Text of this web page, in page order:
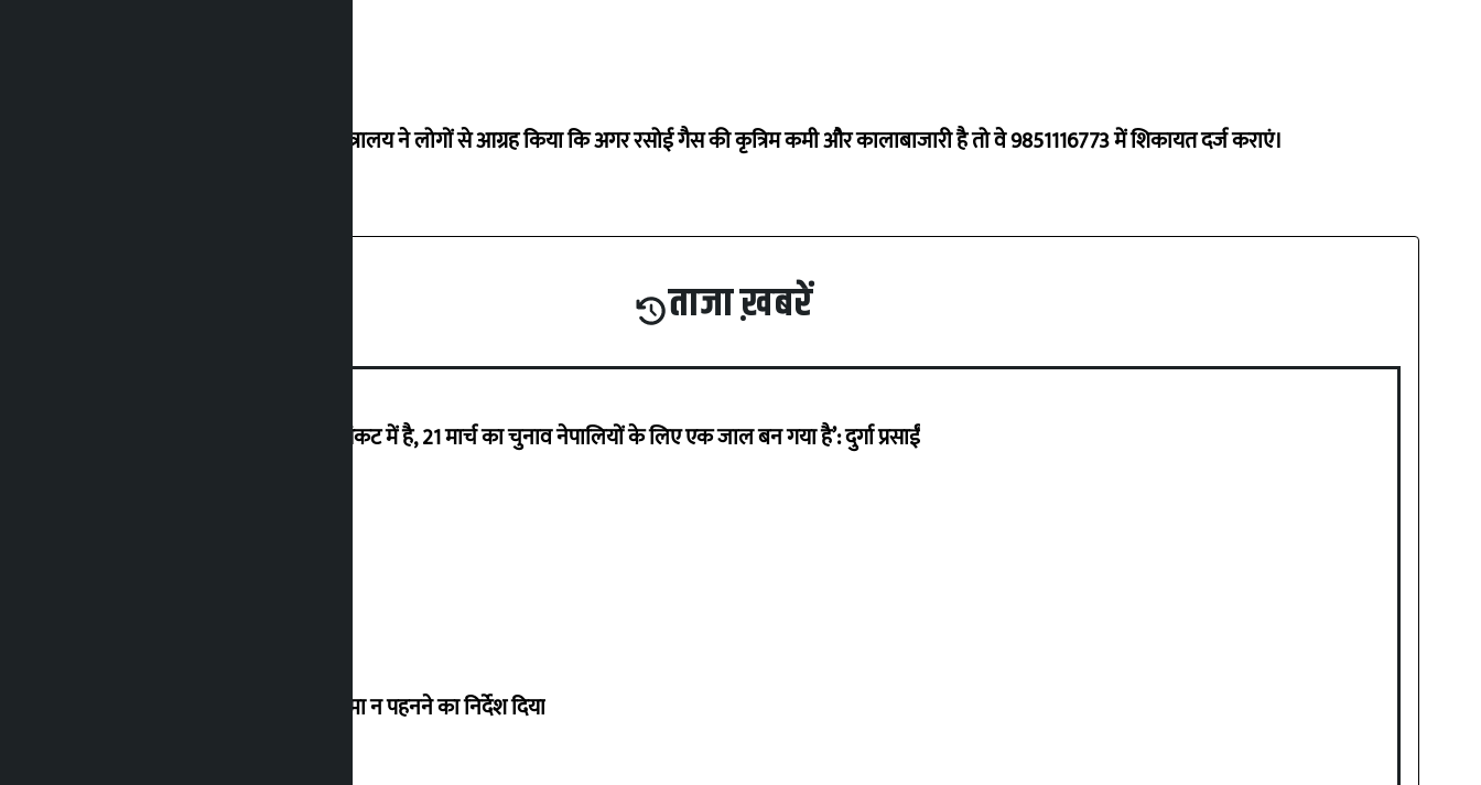
उद्योग मंत्रालय ने लोगों से आग्रह किया कि अगर रसोई गैस की कृत्रिम कमी और कालाबाजारी है तो वे 9851116773 में शिकायत दर्ज कराएं।
ताजा ख़बरें
‘राजशाही के उन्मूलन के बाद से ही नेपाल संकट में है, 21 मार्च का चुनाव नेपालियों के लिए एक जाल बन गया है’: दुर्गा प्रसाईं
विधानसभा अध्यक्ष ने लोगों को संसद में चश्मा न पहनने का निर्देश दिया